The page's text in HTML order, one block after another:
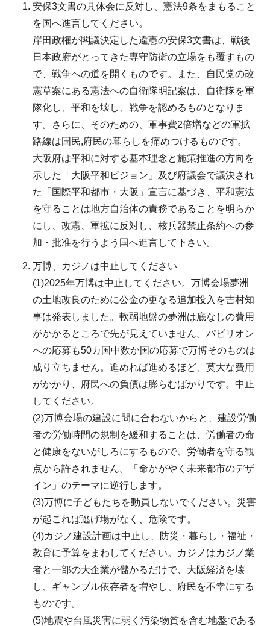
安保3文書の具体会に反対し、憲法9条をまもること
を国へ進言してください。
岸田政権が閣議決定した違憲の安保3文書は、戦後
日本政府がとってきた専守防衛の立場をも覆すもの
で、戦争への道を開くものです。また、自民党の改
憲草案にある憲法への自衛隊明記案は、自衛隊を軍
隊化し、平和を壊し、戦争を認めるものとなりま
す。さらに、そのための、軍事費2倍増などの軍拡
路線は国民,府民の暮らしを痛めつけるものです。
大阪府は平和に対する基本理念と施策推進の方向を
示した「大阪平和ビジョン」及び府議会で議決され
た「国際平和都市・大阪」宣言に基づき、平和憲法
を守ることは地方自治体の責務であることを明らか
にし、改憲、軍拡に反対し、核兵器禁止条約への参
加・批准を行うよう国へ進言して下さい。
万博、カジノは中止してください
(1)2025年万博は中止してください。万博会場夢洲
の土地改良のために公金の更なる追加投入を吉村知
事は発表しました。軟弱地盤の夢洲は底なしの費用
がかかるところで先が見えていません。パビリオン
への応募も50カ国中数か国の応募で万博そのものは
成り立ちません。進めれば進めるほど、莫大な費用
がかかり、府民への負債は膨らむばかりです。中止
してください。
(2)万博会場の建設に間に合わないからと、建設労働
者の労働時間の規制を緩和することは、労働者の命
と健康をないがしろにするもので、労働者を守る観
点から許されません。「命かがやく未来都市のデザ
イン」のテーマに逆行します。
(3)万博に子どもたちを動員しないでください。災害
が起これば逃げ場がなく、危険です。
(4)カジノ建設計画は中止し、防災・暮らし・福祉・
教育に予算をまわしてください。カジノはカジノ業
者と一部の大企業が儲かるだけで、大阪経済を壊
し、ギャンブル依存者を増やし、府民を不幸にする
ものです。
(5)地震や台風災害に弱く汚染物質を含む地盤である